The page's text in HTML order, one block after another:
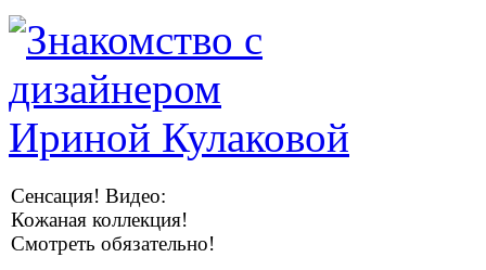
Сенсация! Видео:
Кожаная коллекция!
Смотреть обязательно!